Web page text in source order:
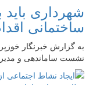
شهرداری
ساختمانی
به گزارش خبرنگار
نشست ساماندهی و